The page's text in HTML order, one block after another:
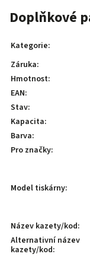
Doplňkové
Kategorie:
Záruka:
Hmotnost:
EAN:
Stav:
Kapacita:
Barva:
Pro značky:
Model tiskárny:
Název kazety/kod:
Alternativní název
kazety/kod: